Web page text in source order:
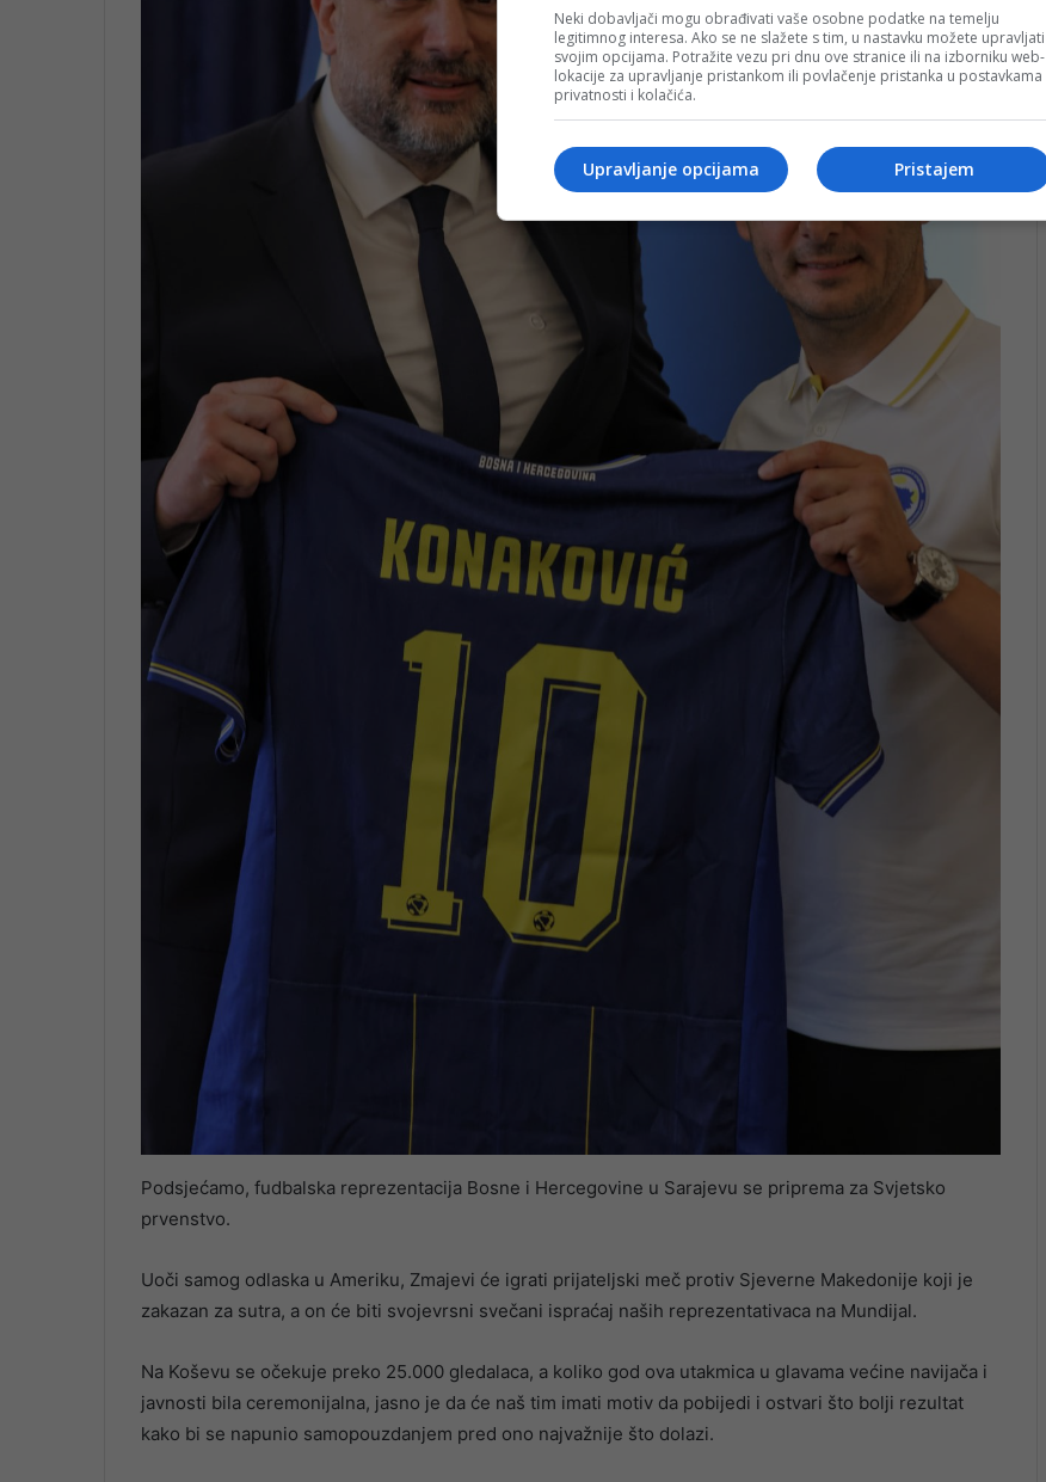
Podsjećamo, fudbalska reprezentacija Bosne i Hercegovine u Sarajevu se priprema za Svjetsko
prvenstvo.
Uoči samog odlaska u Ameriku, Zmajevi će igrati prijateljski meč protiv Sjeverne Makedonije koji je
zakazan za sutra, a on će biti svojevrsni svečani ispraćaj naših reprezentativaca na Mundijal.
Na Koševu se očekuje preko 25.000 gledalaca, a koliko god ova utakmica u glavama većine navijača i
javnosti bila ceremonijalna, jasno je da će naš tim imati motiv da pobijedi i ostvari što bolji rezultat
kako bi se napunio samopouzdanjem pred ono najvažnije što dolazi.
Neki dobavljači mogu obrađivati vaše osobne podatke na temelju
legitimnog interesa. Ako se ne slažete s tim, u nastavku možete upravljati
svojim opcijama. Potražite vezu pri dnu ove stranice ili na izborniku web-
lokacije za upravljanje pristankom ili povlačenje pristanka u postavkama
privatnosti i kolačića.
Pristajem
Upravljanje opcijama